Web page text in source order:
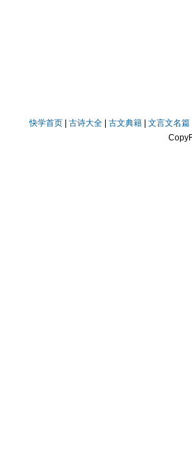
快学首页 |古诗大全 |古文典籍 |文言文名篇